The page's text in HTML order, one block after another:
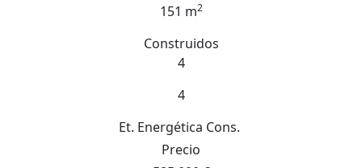
151 m2
Construidos
4
4
Et. Energética Cons.
Precio